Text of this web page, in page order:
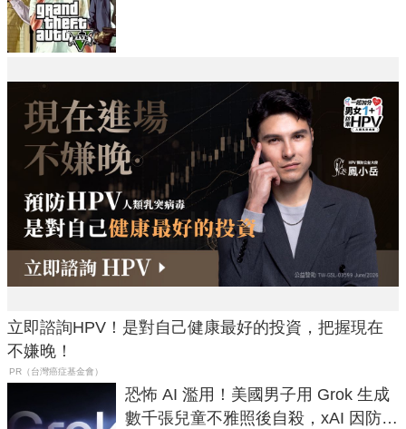
立即諮詢HPV！是對自己健康最好的投資，把握現在
不嫌晚！
PR（台灣癌症基金會）
恐怖 AI 濫用！美國男子用 Grok 生成
數千張兒童不雅照後自殺，xAI 因防護